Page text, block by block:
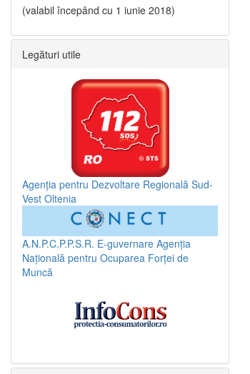
(valabil începând cu 1 iunie 2018)
Legături utile
Agenția pentru Dezvoltare Regională Sud-
Vest Oltenia
A.N.P.C.P.P.S.R. E-guvernare Agenția
Națională pentru Ocuparea Forței de
Muncă